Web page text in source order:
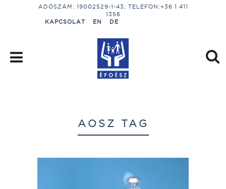
ADÓSZÁM: 19002529-1-43; TELEFON:+36 1 411
1356
KAPCSOLAT
EN DE
AOSZ TAG